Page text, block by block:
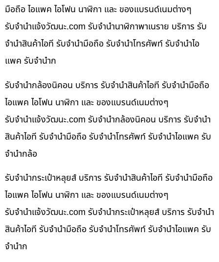
มือถือ ไอแพค ไอโฟน นาฬิกา และ ของแบรนด์เนมต่างๆ
รับจํานําแจ้งวัฒนะ.com รับจำนำนาฬิกาพาเนราย บริการ รับ
จำนำสินค้าไอที รับจำนำมือถือ รับจำนำโทรศัพท์ รับจำนำไอ
แพค รับจำนำก
รับจำนำกล้องนิคอน บริการ รับจำนำสินค้าไอที รับจำนำมือถือ
ไอแพค ไอโฟน นาฬิกา และ ของแบรนด์เนมต่างๆ
รับจํานําแจ้งวัฒนะ.com รับจำนำกล้องนิคอน บริการ รับจำนำ
สินค้าไอที รับจำนำมือถือ รับจำนำโทรศัพท์ รับจำนำไอแพค รับ
จำนำกล้อ
รับจำนำกระเป๋าหลุยส์ บริการ รับจำนำสินค้าไอที รับจำนำมือถือ
ไอแพค ไอโฟน นาฬิกา และ ของแบรนด์เนมต่างๆ
รับจํานําแจ้งวัฒนะ.com รับจำนำกระเป๋าหลุยส์ บริการ รับจำนำ
สินค้าไอที รับจำนำมือถือ รับจำนำโทรศัพท์ รับจำนำไอแพค รับ
จำนำก